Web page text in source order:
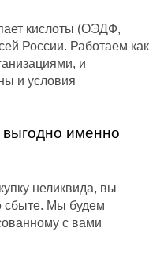
кислоты (ОЭДФ,
России. Работаем как
и
и условия
именно
неликвида, вы
сбыте. Мы будем
с вами